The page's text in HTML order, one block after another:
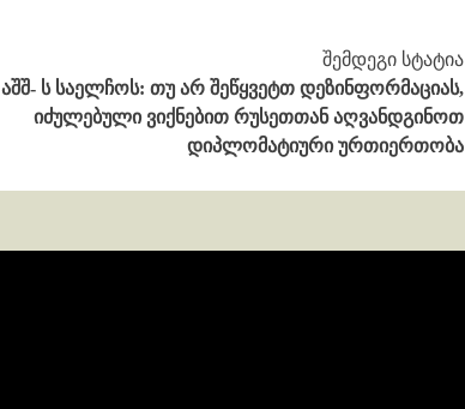
შემდეგი სტატია
აშშ- ს საელჩოს: თუ არ შეწყვეტთ დეზინფორმაციას,
იძულებული ვიქნებით რუსეთთან აღვანდგინოთ
დიპლომატიური ურთიერთობა